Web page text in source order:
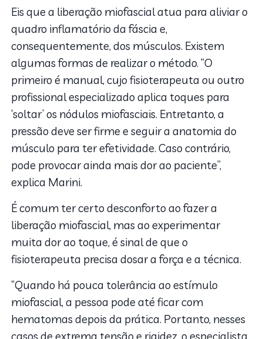
Eis que a liberação miofascial atua para aliviar o
quadro inflamatório da fáscia e,
consequentemente, dos músculos. Existem
algumas formas de realizar o método. “O
primeiro é manual, cujo fisioterapeuta ou outro
profissional especializado aplica toques para
‘soltar’ os nódulos miofasciais. Entretanto, a
pressão deve ser firme e seguir a anatomia do
músculo para ter efetividade. Caso contrário,
pode provocar ainda mais dor ao paciente”,
explica Marini.
É comum ter certo desconforto ao fazer a
liberação miofascial, mas ao experimentar
muita dor ao toque, é sinal de que o
fisioterapeuta precisa dosar a força e a técnica.
“Quando há pouca tolerância ao estímulo
miofascial, a pessoa pode até ficar com
hematomas depois da prática. Portanto, nesses